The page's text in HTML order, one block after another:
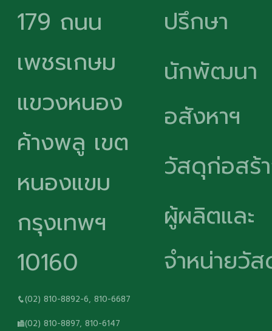
179 ถนน
เพชรเกษม
แขวงหนอง
ค้างพลู เขต
หนองแขม
กรุงเทพฯ
10160
(02) 810-8892-6, 810-6687
(02) 810-8897, 810-6147
ปรึกษา
นักพัฒนา
อสังหาฯ
วัสดุก่อสร้
ผู้ผลิตและ
จำหน่ายวั